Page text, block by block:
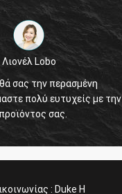
Λιονέλ Lobo
σας την περασμένη
πολύ ευτυχείς με την
σας.
: Duke H